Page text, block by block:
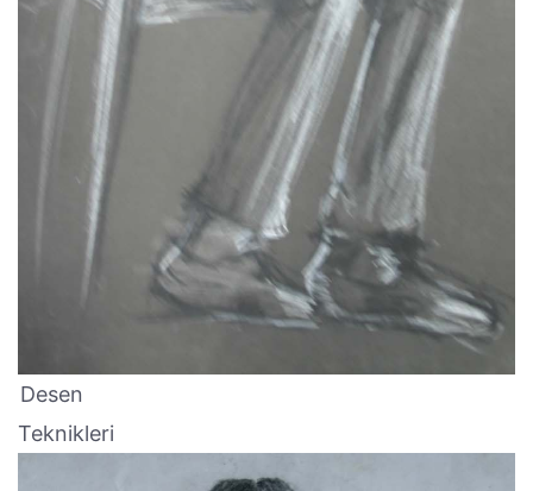
Desen
Teknikleri